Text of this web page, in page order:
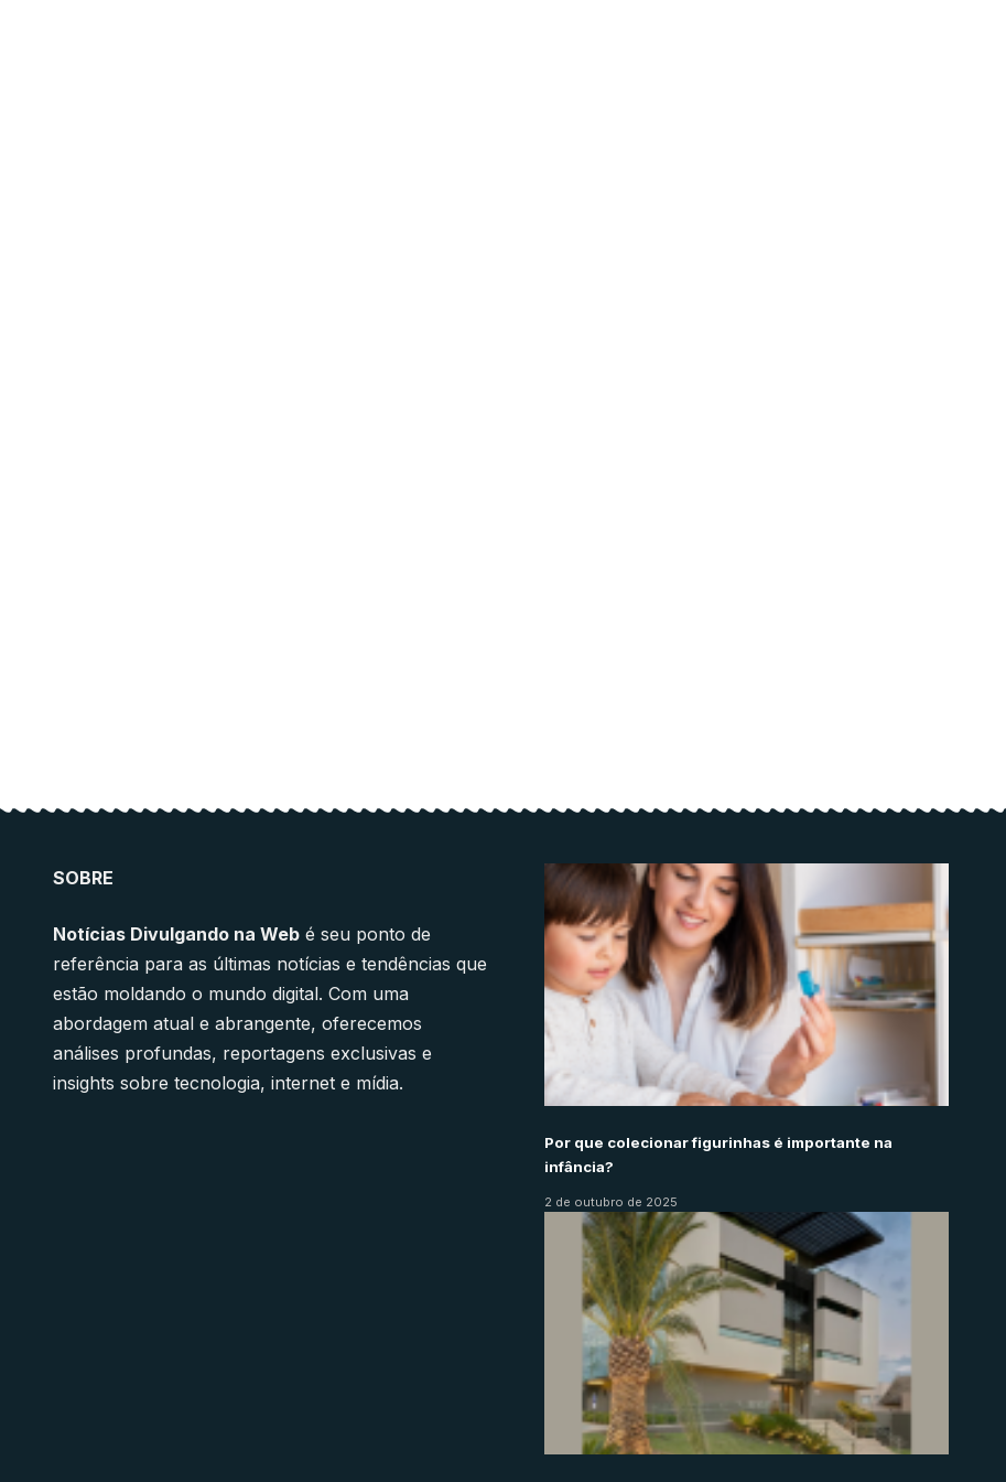
SOBRE
Notícias Divulgando na Webé seu ponto de
referência para as últimas notícias e tendências que
estão moldando o mundo digital. Com uma
abordagem atual e abrangente, oferecemos
análises profundas, reportagens exclusivas e
insights sobre tecnologia, internet e mídia.
Por que colecionar figurinhas é importante na
infância?
2 de outubro de 2025